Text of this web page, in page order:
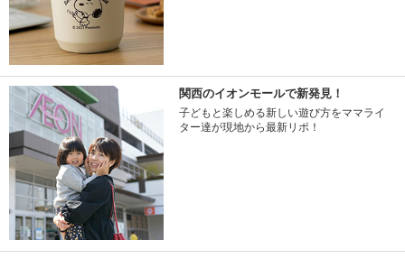
関西のイオンモールで新発見！
子どもと楽しめる新しい遊び方をママライ
ター達が現地から最新リポ！